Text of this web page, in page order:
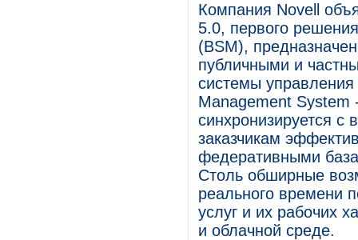
Компания Novell
5.0, первого
(BSM),
публичными и
системы
Management System
синхронизируется
заказчикам
федеративными
Столь обширные
реального времени
услуг и их рабочих
и облачной среде.